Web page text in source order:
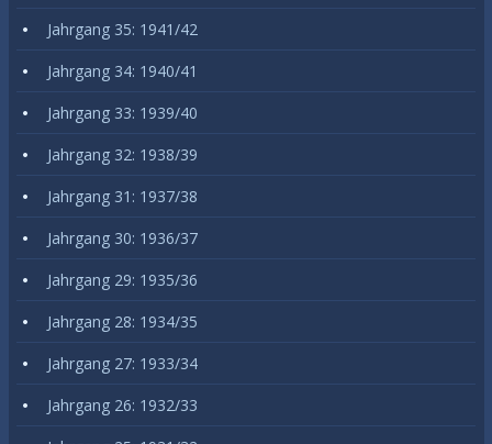
Jahrgang 35: 1941/42
Jahrgang 34: 1940/41
Jahrgang 33: 1939/40
Jahrgang 32: 1938/39
Jahrgang 31: 1937/38
Jahrgang 30: 1936/37
Jahrgang 29: 1935/36
Jahrgang 28: 1934/35
Jahrgang 27: 1933/34
Jahrgang 26: 1932/33